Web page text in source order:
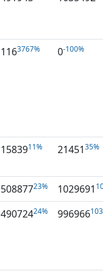
1163767% 0-100%
1583911% 2145135%
50887723% 1029691
49072424% 996966